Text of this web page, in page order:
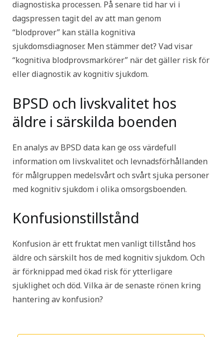
diagnostiska processen. På senare tid har vi i
dagspressen tagit del av att man genom
“blodprover” kan ställa kognitiva
sjukdomsdiagnoser. Men stämmer det? Vad visar
“kognitiva blodprovsmarkörer” när det gäller risk för
eller diagnostik av kognitiv sjukdom.
BPSD och livskvalitet hos
äldre i särskilda boenden
En analys av BPSD data kan ge oss värdefull
information om livskvalitet och levnadsförhållanden
för målgruppen medelsvårt och svårt sjuka personer
med kognitiv sjukdom i olika omsorgsboenden.
Konfusionstillstånd
Konfusion är ett fruktat men vanligt tillstånd hos
äldre och särskilt hos de med kognitiv sjukdom. Och
är förknippad med ökad risk för ytterligare
sjuklighet och död. Vilka är de senaste rönen kring
hantering av konfusion?